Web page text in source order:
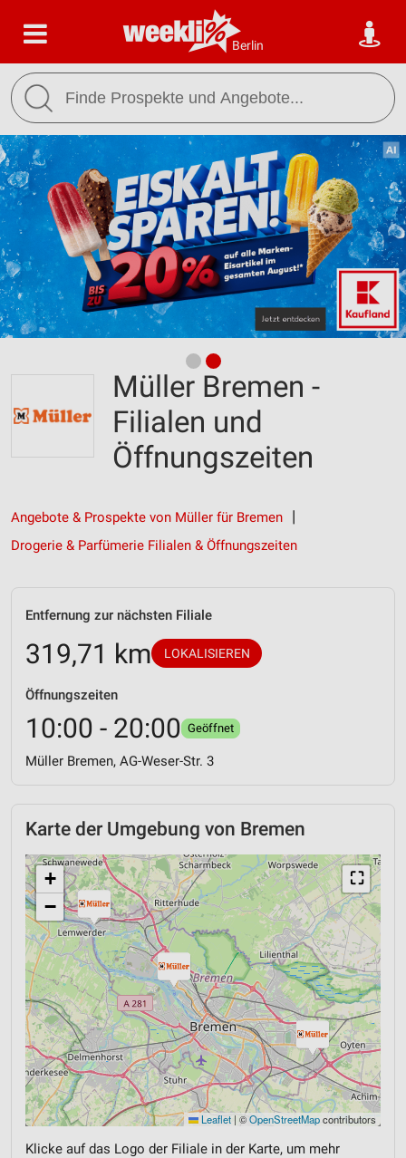
Berlin
Müller Bremen -
Filialen und
Öffnungszeiten
Angebote & Prospekte von Müller für Bremen
Drogerie & Parfümerie Filialen & Öffnungszeiten
Entfernung zur nächsten Filiale
319,71 km LOKALISIEREN
Öffnungszeiten
10:00 - 20:00 Geöffnet
Müller Bremen, AG-Weser-Str. 3
Karte der Umgebung von Bremen
⛶
+
−
Leaflet | ©OpenStreetMapcontributors
Klicke auf das Logo der Filiale in der Karte, um mehr